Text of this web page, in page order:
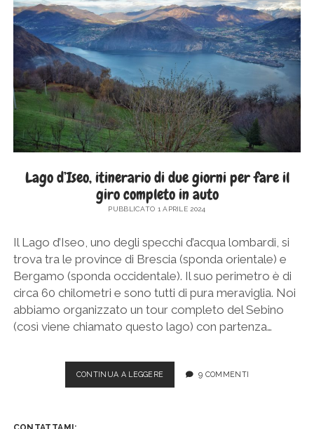
SICILIA
TOSCANA
VENETO
GERMANIA
GRECIA
PAESI BASSI
REPUBBLICA DI SAN MARINO
SLOVACCHIA
SPAGNA
UNGHERIA
twitterfacebook
instagram
pinterestyoutube
email
Lago d’Iseo, itinerario di due giorni per fare il
giro completo in auto
PUBBLICATO 1 APRILE 2024
Il Lago d’Iseo, uno degli specchi d’acqua lombardi, si
trova tra le province di Brescia (sponda orientale) e
Bergamo (sponda occidentale). Il suo perimetro è di
circa 60 chilometri e sono tutti di pura meraviglia. Noi
abbiamo organizzato un tour completo del Sebino
(così viene chiamato questo lago) con partenza…
CONTINUA A LEGGERE
D’ISEO,
9 COMMENTI